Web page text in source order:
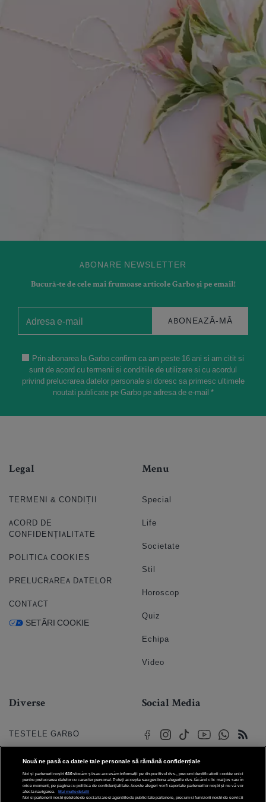
ABONARE NEWSLETTER
Bucură-te de cele mai frumoase articole Garbo și pe email!
ABONEAZĂ-MĂ
Prin abonarea la Garbo confirm ca am peste 16 ani si am citit si
sunt de acord cu termenii si conditiile de utilizare si cu acordul
privind prelucrarea datelor personale si doresc sa primesc ultimele
noutati publicate pe Garbo pe adresa de e-mail *
Legal
TERMENI & CONDIȚII
ACORD DE
CONFIDENȚIALITATE
POLITICA COOKIES
PRELUCRAREA DATELOR
CONTACT
SETĂRI COOKIE
Menu
Special
Life
Societate
Stil
Horoscop
Quiz
Echipa
Video
Diverse
TESTELE GARBO
HOROSCOP
HOROSCOPUL IUBIRII
Social Media
© 2026 Internet Corp SRL
Nouă ne pasă ca datele tale personale să rămână confidențiale
Noi și partenerii noștri 610stocăm și/sau accesăm informații pe dispozitivul dvs., precum identificatorii cookie unici
pentru prelucrarea datelor cu caracter personal. Puteți accepta sau gestiona alegerile dvs. făcând clic mai jos sau în
orice moment, pe pagina cu politica de confidențialitate. Aceste alegeri vor fi raportate partenerilor noștri și nu vă vor
afecta navigarea.
Mai multe detalii
Noi si partenerii nostri (retelele de socializare si agentiile de publicitate partenere, precum si furnizorii nostri de servicii